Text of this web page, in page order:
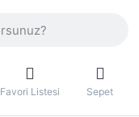
Favori Listesi Sepet